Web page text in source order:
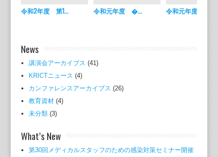
令和2年度 第1... 令和元年度 �... 令和元年度 �...
News
講演会アーカイブス (41)
KRICTニュース (4)
カンファレンスアーカイブス (26)
教育資材(4)
未分類(3)
What’s New
第30回メディカルスタッフのための感染対策セミナー開催